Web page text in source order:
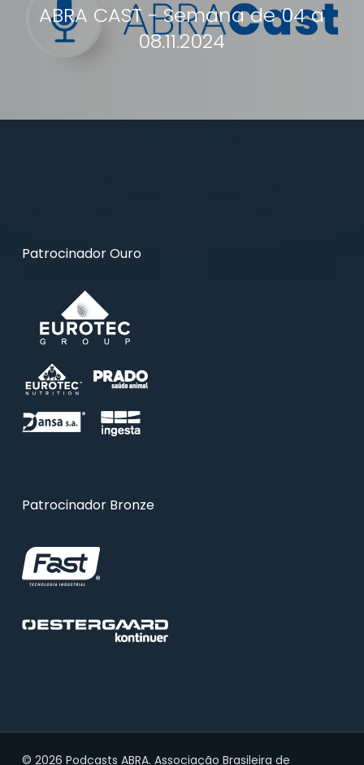
ABRA CAST - Semana de 04 a
08.11.2024
Patrocinador Ouro
Patrocinador Bronze
© 2026 Podcasts ABRA. Associação Brasileira de